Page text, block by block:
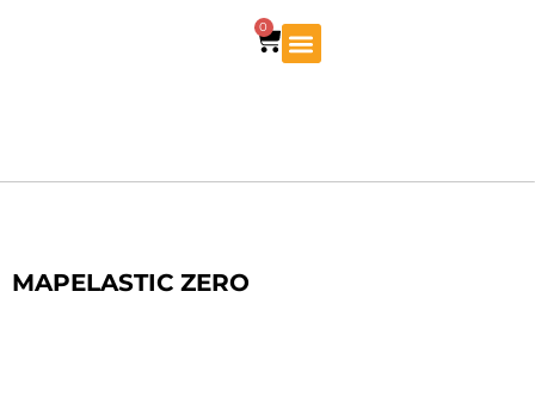
0
MAPELASTIC ZERO